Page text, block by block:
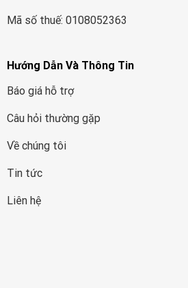
Mã số thuế: 0108052363
Hướng Dẫn Và Thông Tin
Báo giá hỗ trợ
Câu hỏi thường gặp
Về chúng tôi
Tin tức
Liên hệ